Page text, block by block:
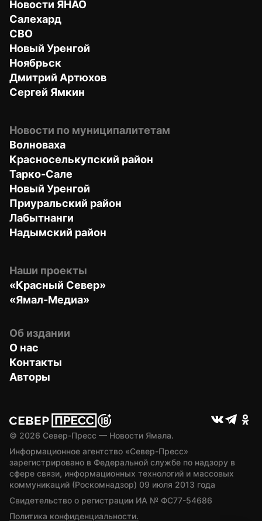
Новости ЯНАО
Салехард
СВО
Новый Уренгой
Ноябрьск
Дмитрий Артюхов
Сергей Ямкин
Новости по муниципалитетам
Волноваха
Красноселькупский район
Тарко-Сале
Новый Уренгой
Приуральский район
Лабытнанги
Надымский район
Наши проекты
«Красный Север»
«Ямал-Медиа»
Об издании
О нас
Контакты
Авторы
© 2026 Север-Пресс — Новости Ямала.
Информационное агентство «Север-Пресс»
зарегистрировано в Федеральной службе по надзору в
сфере связи, информационных технологий и массовых
коммуникаций (Роскомнадзор) 09 июля 2013 года
Свидетельство о регистрации ИА № ФС77-54686
Политика конфиденциальности.